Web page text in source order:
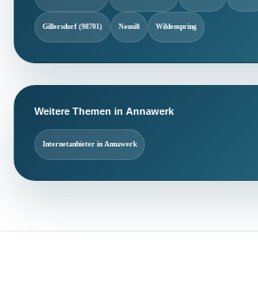
Gillersdorf (98701) Neusiß Wildenspring
Weitere Themen in Annawerk
Internetanbieter in Annawerk